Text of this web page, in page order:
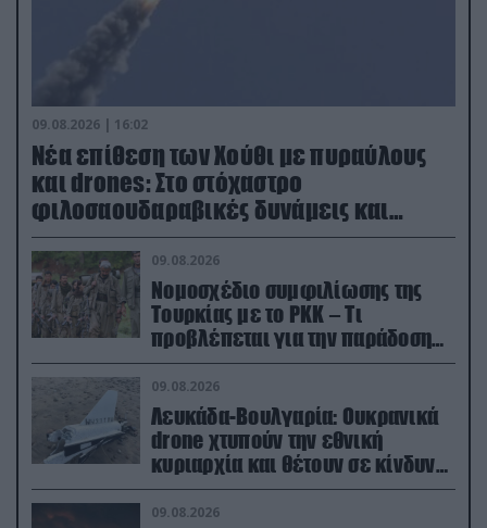
09.08.2026 | 16:02
Νέα επίθεση των Χούθι με πυραύλους
και drones: Στο στόχαστρο
φιλοσαουδαραβικές δυνάμεις και
εγκαταστάσεις
09.08.2026
Νομοσχέδιο συμφιλίωσης της
Τουρκίας με το ΡΚΚ – Τι
προβλέπεται για την παράδοση
των όπλων
09.08.2026
Λευκάδα-Βουλγαρία: Ουκρανικά
drone χτυπούν την εθνική
κυριαρχία και θέτουν σε κίνδυνο
οικονομίες χωρών του ΝΑΤΟ
09.08.2026